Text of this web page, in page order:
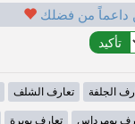
داعماً من فضلك
الجلفة تعارف الشلف
بومرداس تعارف بويرة